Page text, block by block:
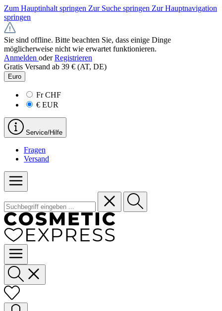
Zum Hauptinhalt springen Zur Suche springen Zur Hauptnavigation
springen
Sie sind offline. Bitte beachten Sie, dass einige Dinge
möglicherweise nicht wie erwartet funktionieren.
Anmelden oder Registrieren
Gratis Versand ab 39 € (AT, DE)
Euro
FrCHF
€ EUR
Service/Hilfe
Fragen
Versand